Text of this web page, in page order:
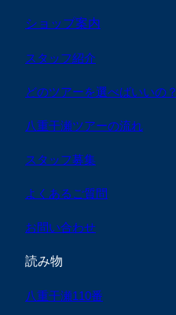
ショップ案内
スタッフ紹介
どのツアーを選べばいいの？
八重干瀬ツアーの流れ
スタッフ募集
よくあるご質問
お問い合わせ
読み物
八重干瀬110番